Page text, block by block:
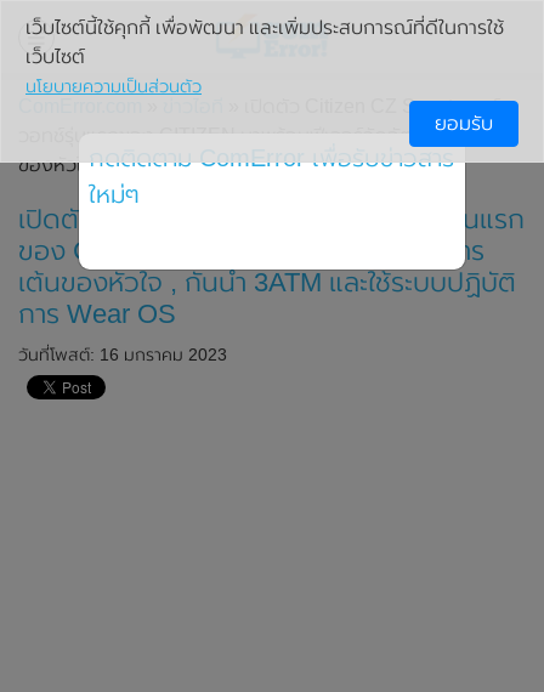
» เปิดตัว Citizen CZ Smart สมาร์ท
วอทช์รุ่นแรกของ CITIZEN มาพร้อมฟีเจอร์วัดอัตราการเต้น
ของหัวใจ , กันน้ำ 3ATM และใช้ระบบปฏิบัติการ Wear OS
เปิดตัว Citizen CZ Smart สมาร์ทวอทช์รุ่นแรก
ของ CITIZEN มาพร้อมฟีเจอร์วัดอัตราการ
เต้นของหัวใจ , กันน้ำ 3ATM และใช้ระบบปฏิบัติ
การ Wear OS
วันที่โพสต์: 16 มกราคม 2023
เว็บไซต์นี้ใช้คุกกี้ เพื่อพัฒนา และเพิ่มประสบการณ์ที่ดีในการใช้
เว็บไซต์
นโยบายความเป็นส่วนตัว
ยอมรับ
กดติดตาม ComError เพื่อรับข่าวสาร
ใหม่ๆ